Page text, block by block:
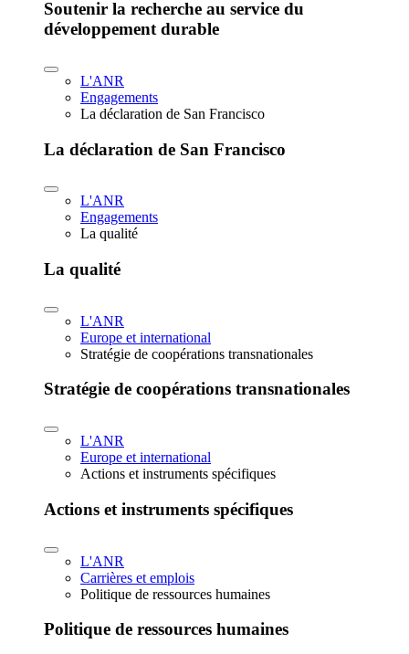
Soutenir la recherche au service du
développement durable
L'ANR
Engagements
La déclaration de San Francisco
La déclaration de San Francisco
L'ANR
Engagements
La qualité
La qualité
L'ANR
Europe et international
Stratégie de coopérations transnationales
Stratégie de coopérations transnationales
L'ANR
Europe et international
Actions et instruments spécifiques
Actions et instruments spécifiques
L'ANR
Carrières et emplois
Politique de ressources humaines
Politique de ressources humaines